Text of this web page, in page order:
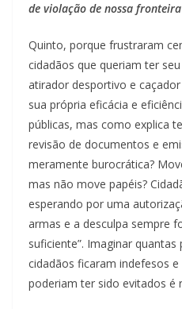
de violação de nossa
Quinto, porque frustraram
cidadãos que queriam ter
atirador desportivo e caçador
sua própria eficácia e
públicas, mas como explica
revisão de documentos e
meramente burocrática?
mas não move papéis?
esperando por uma
armas e a desculpa sempre
suficiente”. Imaginar
cidadãos ficaram indefesos
poderiam ter sido evitados é